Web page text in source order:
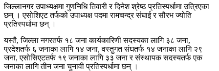
जिल्लानगर उपाध्यक्षमा गुणनिधि तिवारी र दिनेश श्रेष्ठ प्रतिस्पर्धामा उत्रिएका
छन् । एसोशिएट तर्फको उपाध्यक्ष पदमा रामचन्द्र संघाई र सौरभ ज्योति
प्रतिस्पर्धामा छन् ।
यस्तै, जिल्ला नगरतर्फ १८ जना कार्यकारिणी सदस्यका लागि ३८ जना,
प्रदेशतर्फ ६ जनाका लागि १४ जना, वस्तुगत संघतर्फ १४ जनाका लागि २९
जना, एसोसिएटतर्फ १९ जनाका लागि ३३ जना र संस्थापक सदस्यतर्फ एक
जनाका लागि तीन जना चुनावी प्रतिस्पर्धामा छन् ।